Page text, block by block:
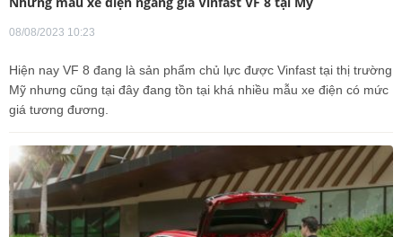
08/08/2023 10:23
Hiện nay VF 8 đang là sản phẩm chủ lực được Vinfast tại thị trường
Mỹ nhưng cũng tại đây đang tồn tại khá nhiều mẫu xe điện có mức
giá tương đương.